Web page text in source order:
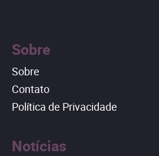
Sobre
Sobre
Contato
Política de Privacidade
Notícias